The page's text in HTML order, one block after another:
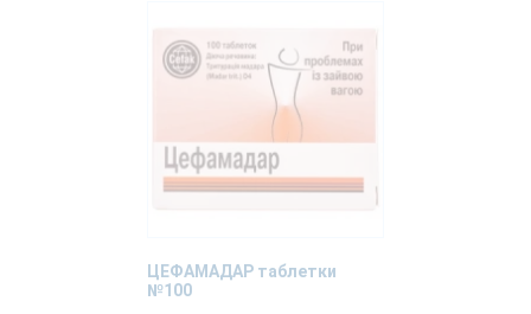
ЦЕФАМАДАР таблетки
№100